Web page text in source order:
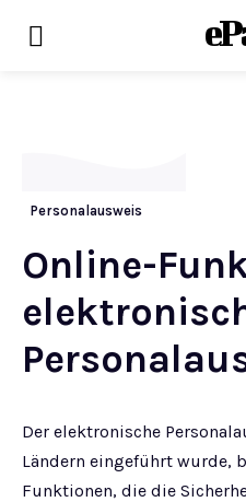
Personalausweis
Online-
Der elektronische
Ländern eingeführt wurde,
Funktionen, die die